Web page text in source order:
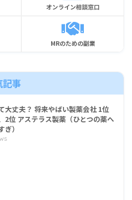
オンライン相談窓口
MRのための副業
記事
大丈夫？ 将来やばい製薬会社 1位
2位 アステラス製薬（ひとつの薬へ
ぎ）